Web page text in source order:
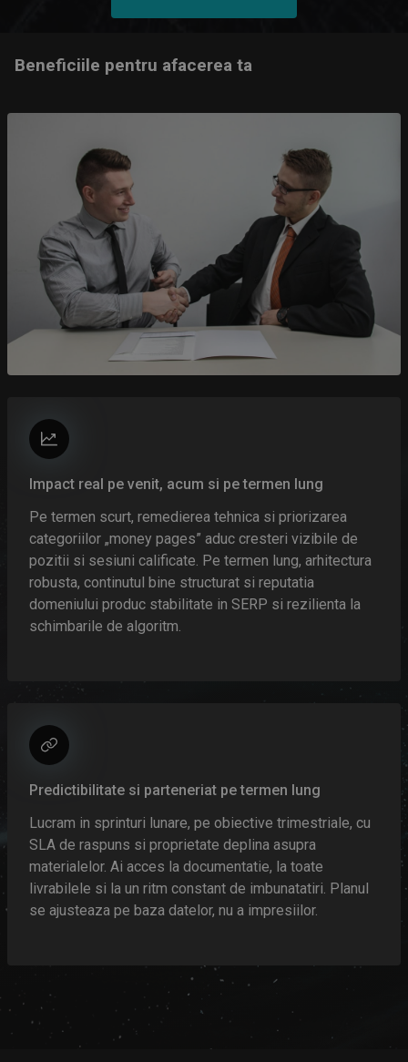
Beneficiile pentru afacerea ta
Impact real pe venit, acum si pe termen lung
Pe termen scurt, remedierea tehnica si priorizarea
categoriilor „money pages” aduc cresteri vizibile de
pozitii si sesiuni calificate. Pe termen lung, arhitectura
robusta, continutul bine structurat si reputatia
domeniului produc stabilitate in SERP si rezilienta la
schimbarile de algoritm.
Predictibilitate si parteneriat pe termen lung
Lucram in sprinturi lunare, pe obiective trimestriale, cu
SLA de raspuns si proprietate deplina asupra
materialelor. Ai acces la documentatie, la toate
livrabilele si la un ritm constant de imbunatatiri. Planul
se ajusteaza pe baza datelor, nu a impresiilor.